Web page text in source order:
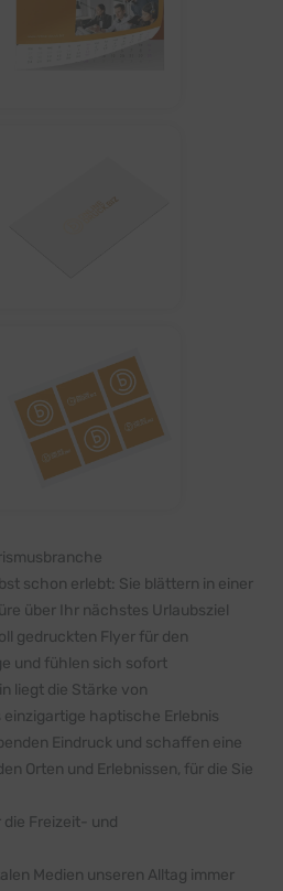
schon erlebt: Sie blättern in einer
über Ihr nächstes Urlaubsziel
gedruckten Flyer für den
und fühlen sich sofort
liegt die Stärke von
haptische Erlebnis
Eindruck und schaffen eine
Orten und Erlebnissen, für die Sie
Freizeit- und
Medien unseren Alltag immer